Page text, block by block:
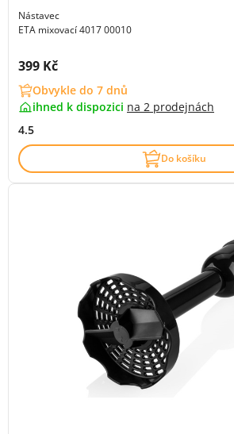
Nástavec
ETA mixovací 4017 00010
Cena s DPH:
399 Kč
Obvykle do 7 dnů
ihned k dispozici na 2 prodejnách
4.5
Do košíku